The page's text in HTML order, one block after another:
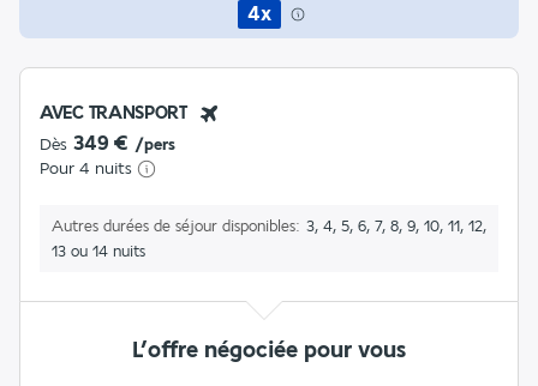
4x
AVEC TRANSPORT
Dès 349 € /pers
Pour 4 nuits
Autres durées de séjour disponibles
3, 4, 5, 6, 7, 8, 9, 10, 11, 12,
13 ou 14 nuits
L’offre négociée pour vous